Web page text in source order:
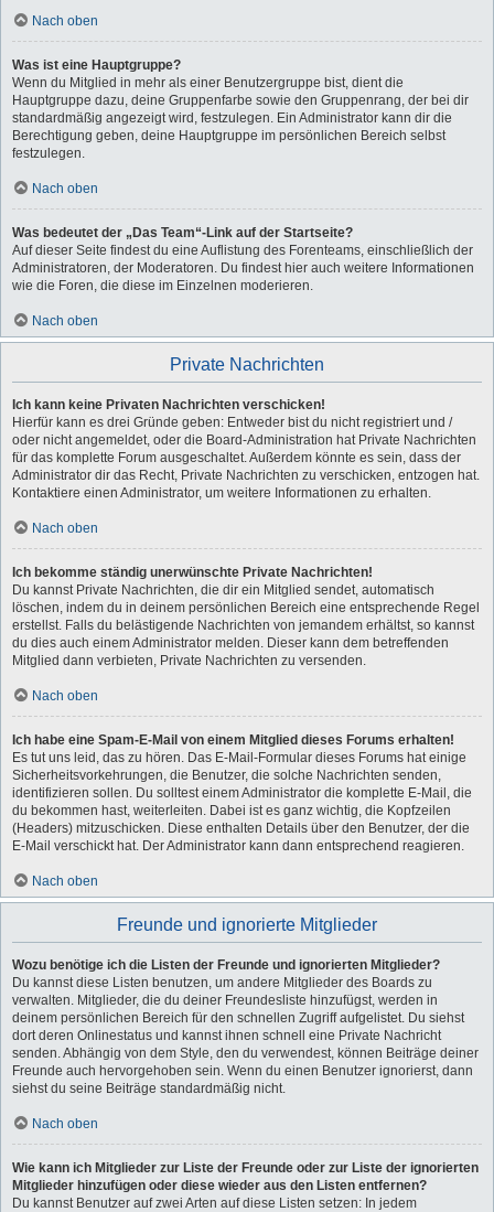
Nach oben
Was ist eine Hauptgruppe?
Wenn du Mitglied in mehr als einer Benutzergruppe bist, dient die
Hauptgruppe dazu, deine Gruppenfarbe sowie den Gruppenrang, der bei dir
standardmäßig angezeigt wird, festzulegen. Ein Administrator kann dir die
Berechtigung geben, deine Hauptgruppe im persönlichen Bereich selbst
festzulegen.
Nach oben
Was bedeutet der „Das Team“-Link auf der Startseite?
Auf dieser Seite findest du eine Auflistung des Forenteams, einschließlich der
Administratoren, der Moderatoren. Du findest hier auch weitere Informationen
wie die Foren, die diese im Einzelnen moderieren.
Nach oben
Private Nachrichten
Ich kann keine Privaten Nachrichten verschicken!
Hierfür kann es drei Gründe geben: Entweder bist du nicht registriert und /
oder nicht angemeldet, oder die Board-Administration hat Private Nachrichten
für das komplette Forum ausgeschaltet. Außerdem könnte es sein, dass der
Administrator dir das Recht, Private Nachrichten zu verschicken, entzogen hat.
Kontaktiere einen Administrator, um weitere Informationen zu erhalten.
Nach oben
Ich bekomme ständig unerwünschte Private Nachrichten!
Du kannst Private Nachrichten, die dir ein Mitglied sendet, automatisch
löschen, indem du in deinem persönlichen Bereich eine entsprechende Regel
erstellst. Falls du belästigende Nachrichten von jemandem erhältst, so kannst
du dies auch einem Administrator melden. Dieser kann dem betreffenden
Mitglied dann verbieten, Private Nachrichten zu versenden.
Nach oben
Ich habe eine Spam-E-Mail von einem Mitglied dieses Forums erhalten!
Es tut uns leid, das zu hören. Das E-Mail-Formular dieses Forums hat einige
Sicherheitsvorkehrungen, die Benutzer, die solche Nachrichten senden,
identifizieren sollen. Du solltest einem Administrator die komplette E-Mail, die
du bekommen hast, weiterleiten. Dabei ist es ganz wichtig, die Kopfzeilen
(Headers) mitzuschicken. Diese enthalten Details über den Benutzer, der die
E-Mail verschickt hat. Der Administrator kann dann entsprechend reagieren.
Nach oben
Freunde und ignorierte Mitglieder
Wozu benötige ich die Listen der Freunde und ignorierten Mitglieder?
Du kannst diese Listen benutzen, um andere Mitglieder des Boards zu
verwalten. Mitglieder, die du deiner Freundesliste hinzufügst, werden in
deinem persönlichen Bereich für den schnellen Zugriff aufgelistet. Du siehst
dort deren Onlinestatus und kannst ihnen schnell eine Private Nachricht
senden. Abhängig von dem Style, den du verwendest, können Beiträge deiner
Freunde auch hervorgehoben sein. Wenn du einen Benutzer ignorierst, dann
siehst du seine Beiträge standardmäßig nicht.
Nach oben
Wie kann ich Mitglieder zur Liste der Freunde oder zur Liste der ignorierten
Mitglieder hinzufügen oder diese wieder aus den Listen entfernen?
Du kannst Benutzer auf zwei Arten auf diese Listen setzen: In jedem